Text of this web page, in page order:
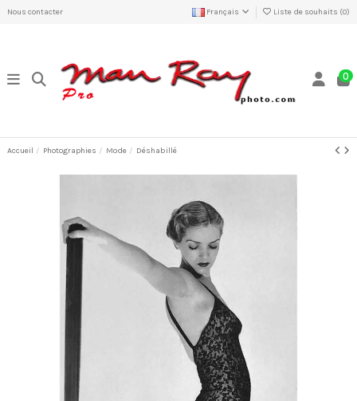
Nous contacter Français Liste de souhaits (0)
0
Accueil Photographies Mode Déshabillé